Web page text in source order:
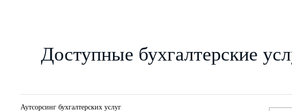
Доступные бухгалтерские
Аутсорсинг бухгалтерских услуг